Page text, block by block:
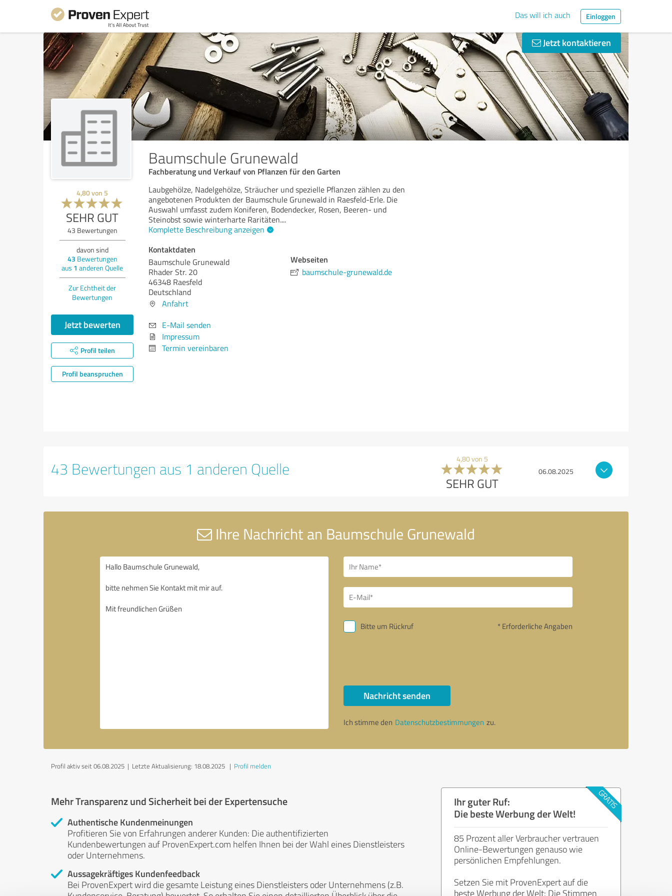
Das will ich auch Einloggen
Jetzt kontaktieren
Baumschule Grunewald
Fachberatung und Verkauf von Pflanzen für den Garten
4,80von 5
SEHR GUT
43 Bewertungen
davon sind
43 Bewertungen
aus 1 anderen Quelle
Zur Echtheit der
Bewertungen
Jetzt bewerten
Profil teilen
Profil beanspruchen
Laubgehölze, Nadelgehölze, Sträucher und spezielle Pflanzen zählen zu den
angebotenen Produkten der Baumschule Grunewald in Raesfeld-Erle. Die
Auswahl umfasst zudem Koniferen, Bodendecker, Rosen, Beeren- und
Steinobst sowie winterharte Raritäten....
Komplette Beschreibung anzeigen
Kontaktdaten
Baumschule Grunewald
Rhader Str. 20
46348 Raesfeld
Deutschland
Anfahrt
E-Mail senden
Impressum
Termin vereinbaren
Webseiten
baumschule-grunewald.de
43 Bewertungen aus 1 anderen Quelle 4,80 von 5
SEHR GUT
06.08.2025
Ihre Nachricht an Baumschule Grunewald
Bitte um Rückruf * Erforderliche Angaben
Nachricht senden
Ich stimme den Datenschutzbestimmungen zu.
Profil aktiv seit 06.08.2025 | Letzte Aktualisierung: 18.08.2025 | Profil melden
Mehr Transparenz und Sicherheit bei der Expertensuche
Authentische Kundenmeinungen
Profitieren Sie von Erfahrungen anderer Kunden: Die authentifizierten
Kundenbewertungen auf ProvenExpert.com helfen Ihnen bei der Wahl eines Dienstleisters
oder Unternehmens.
Aussagekräftiges Kundenfeedback
Bei ProvenExpert wird die gesamte Leistung eines Dienstleisters oder Unternehmens (z.B.
Ihr guter Ruf:
Die beste Werbung der Welt!
85 Prozent aller Verbraucher vertrauen
Online-Bewertungen genauso wie
persönlichen Empfehlungen.
Setzen Sie mit ProvenExpert auf die
beste Werbung der Welt: Die Stimmen